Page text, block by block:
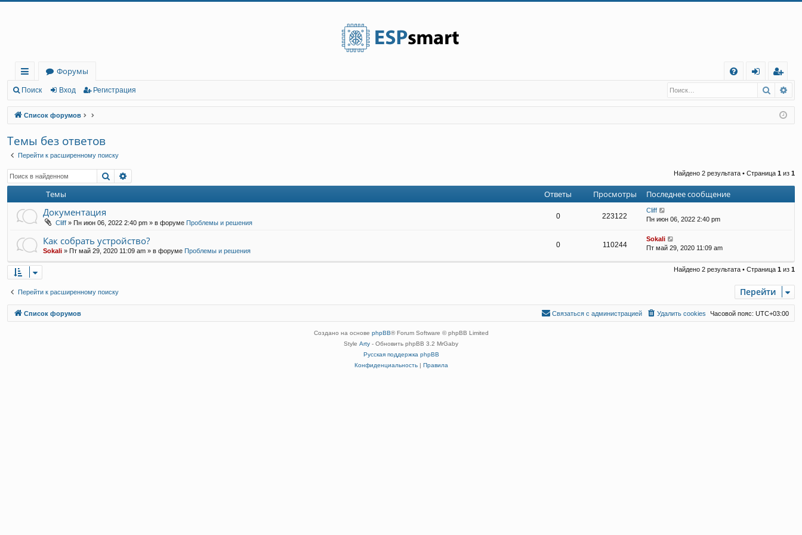
с
ы
лк
и
Форумы
Q
д
г
ис
тр
Поиск Вход Регистрация Поиск
Список форумов
Темы без ответов
Перейти к расширенному поиску
Поиск Найдено 2 результата • Страница 1 из 1
Темы Ответы Просмотры Последнее сообщение
Документация
Cliff » Пн июн 06, 2022 2:40 pm » в форуме Проблемы и решения
0 223122
Cliff
Пн июн 06, 2022 2:40 pm
Как собрать устройство?
Sokali » Пт май 29, 2020 11:09 am » в форуме Проблемы и решения
0 110244
Sokali
Пт май 29, 2020 11:09 am
Найдено 2 результата • Страница 1 из 1
Перейти к расширенному поиску Перейти
Список форумов Часовой пояс: UTC+03:00
Удалить cookies
Связаться с
Связаться с администрацией
Создано на основе phpBB® Forum Software © phpBB Limited
Style Arty - Обновить phpBB 3.2 MrGaby
Русская поддержка phpBB
Конфиденциальность| Правила